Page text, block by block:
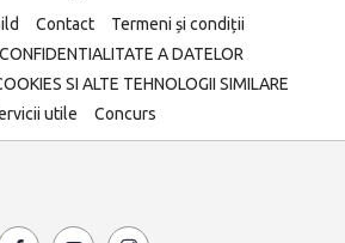
Contact
Termeni și condiții
A DATELOR
SI ALTE TEHNOLOGII SIMILARE
utile
Concurs